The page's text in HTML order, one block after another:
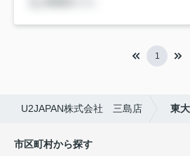
1
U2JAPAN株式会社 三島店 東
市区町村から探す